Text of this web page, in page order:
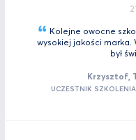
Kolejne owocne
wysokiej jakości marka.
był
Krzysztof,
UCZESTNIK